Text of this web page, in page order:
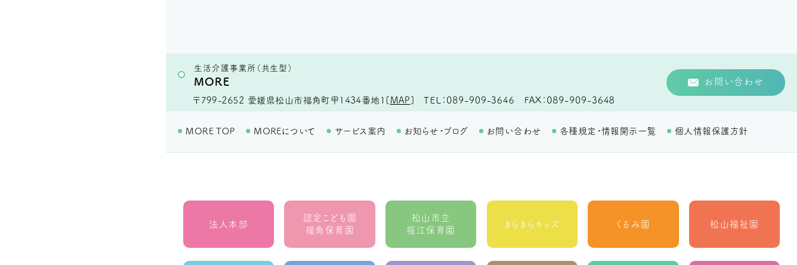
生活介護事業所（共生型）
MORE
〒799-2652 愛媛県松山市福角町甲1434番地1 [ MAP ] TEL 089-909-3646 FAX 089-909-3648
お問い合わせ
MORE TOP MOREについて サービス案内 お知らせ・ブログ お問い合わせ 各種規定・情報開示一覧 個人情報保護方針
法人本部
認定こども園
福角保育園
松山市立
堀江保育園
きらきらキッズ くるみ園 松山福祉園